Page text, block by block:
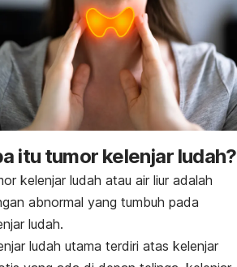
itu tumor kelenjar ludah?
kelenjar ludah atau air liur adalah
abnormal yang tumbuh pada
ludah.
ludah utama terdiri atas kelenjar